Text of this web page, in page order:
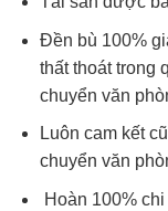
Đền bù 100%
thất thoát trong
chuyển văn
Luôn cam kết
chuyển văn
Hoàn 100%